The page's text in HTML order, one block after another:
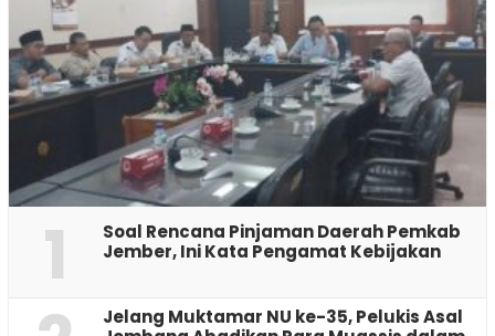
1
‎Soal Rencana Pinjaman Daerah Pemkab
Jember, Ini Kata Pengamat Kebijakan ‎
Jelang Muktamar NU ke-35, Pelukis Asal